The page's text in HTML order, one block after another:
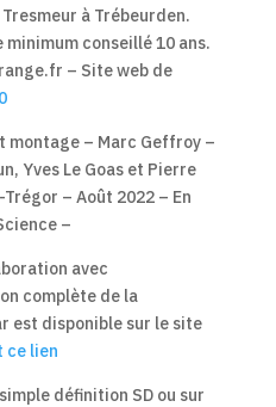
à Trébeurden.
conseillé 10 ans.
– Site web de
montage – Marc Geffroy –
Yves Le Goas et Pierre
– Août 2022 – En
–
avec
complète de la
est disponible sur le site
ce lien
définition SD ou sur